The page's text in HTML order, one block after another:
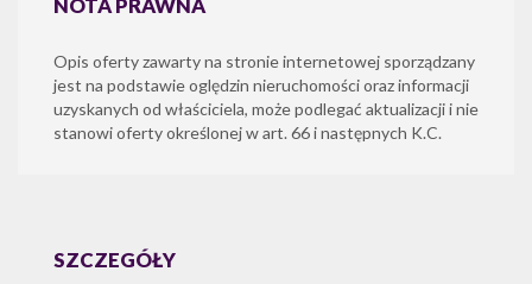
NOTA PRAWNA
Opis oferty zawarty na stronie internetowej sporządzany
jest na podstawie oględzin nieruchomości oraz informacji
uzyskanych od właściciela, może podlegać aktualizacji i nie
stanowi oferty określonej w art. 66 i następnych K.C.
SZCZEGÓŁY